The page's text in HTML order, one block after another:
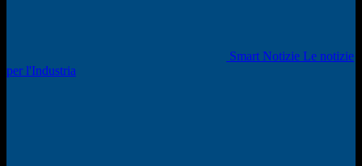
Smart Notizie Le notizie
per l'Industria